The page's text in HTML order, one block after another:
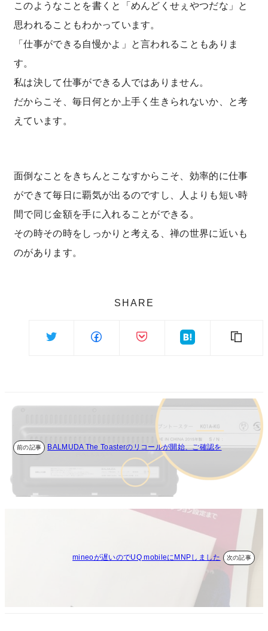
このようなことを書くと「めんどくせぇやつだな」と
思われることもわかっています。
「仕事ができる自慢かよ」と言われることもありま
す。
私は決して仕事ができる人ではありません。
だからこそ、毎日何とか上手く生きられないか、と考
えています。
面倒なことをきちんとこなすからこそ、効率的に仕事
ができて毎日に覇気が出るのですし、人よりも短い時
間で同じ金額を手に入れることができる。
その時その時をしっかりと考える、禅の世界に近いも
のがあります。
SHARE
BALMUDA The Toasterのリコールが開始、ご確認を
mineoが遅いのでUQ mobileにMNPしました